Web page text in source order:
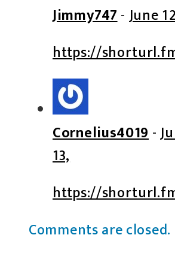
Jimmy747- June
https://
Cornelius4019-
13,
https://
Comments are closed.